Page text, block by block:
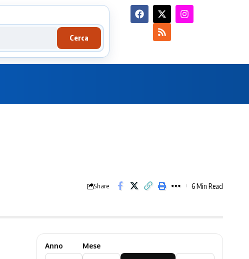
Cerca
Share 6 Min Read
Anno Mese